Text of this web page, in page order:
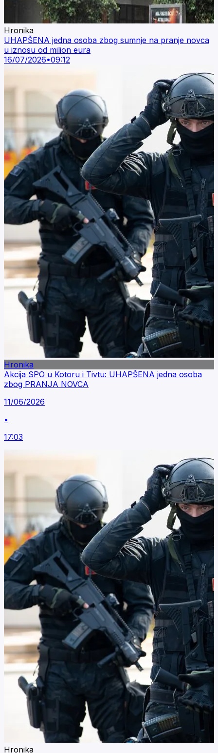
Hronika
UHAPŠENA jedna osoba zbog sumnje na pranje novca
u iznosu od milion eura
16/07/2026•09:12
Hronika
Akcija SPO u Kotoru i Tivtu: UHAPŠENA jedna osoba
zbog PRANJA NOVCA
11/06/2026
•
17:03
Hronika